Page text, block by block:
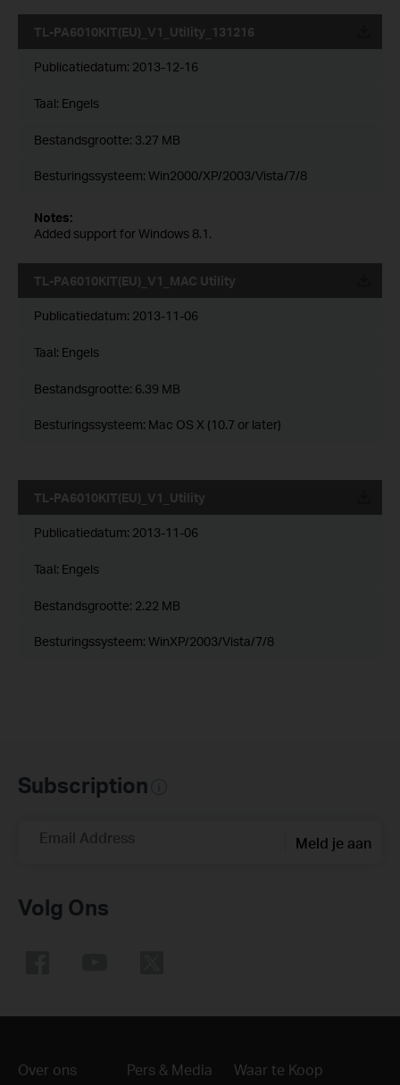
TL-PA6010KIT(EU)_V1_Utility_131216
Publicatiedatum: 2013-12-16
Taal: Engels
Bestandsgrootte: 3.27 MB
Besturingssysteem: Win2000/XP/2003/Vista/7/8
Notes:
Added support for Windows 8.1.
TL-PA6010KIT(EU)_V1_MAC Utility
Publicatiedatum: 2013-11-06
Taal: Engels
Bestandsgrootte: 6.39 MB
Besturingssysteem: Mac OS X (10.7 or later)
TL-PA6010KIT(EU)_V1_Utility
Publicatiedatum: 2013-11-06
Taal: Engels
Bestandsgrootte: 2.22 MB
Besturingssysteem: WinXP/2003/Vista/7/8
Subscription
Email Address Meld je aan
Volg Ons
Over ons Pers & Media Waar te Koop